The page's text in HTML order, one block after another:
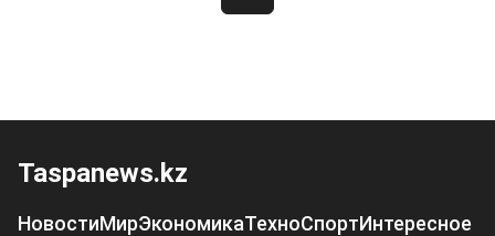
Taspanews.kz
НовостиМирЭкономикаТехноСпортИнтересное